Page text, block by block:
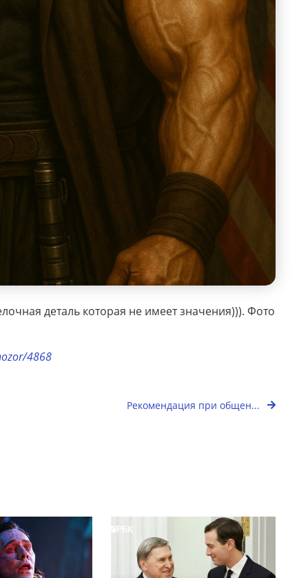
деталь которая не имеет значения))). Фото
4868
Рекомендация при общен...